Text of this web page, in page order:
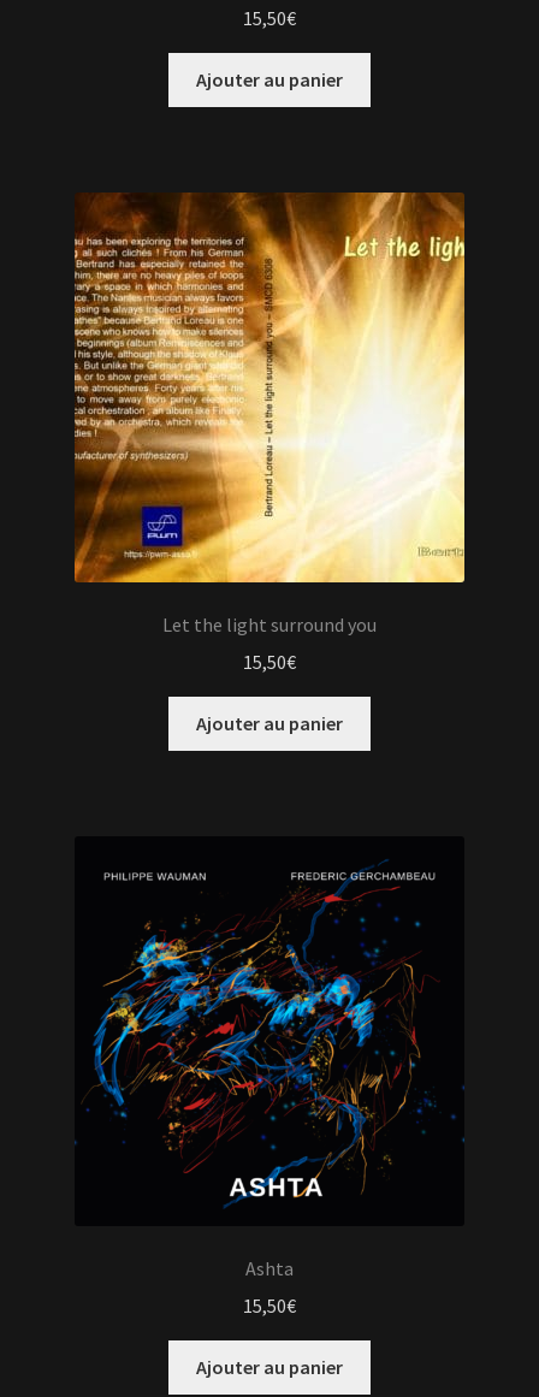
15,50€
Ajouter au panier
Let the light surround you
15,50€
Ajouter au panier
Ashta
15,50€
Ajouter au panier